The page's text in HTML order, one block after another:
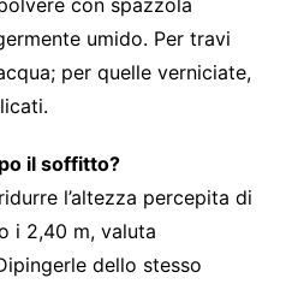
umido. Per travi
per quelle verniciate,
il soffitto?
l’altezza percepita di
i 2,40 m, valuta
dello stesso